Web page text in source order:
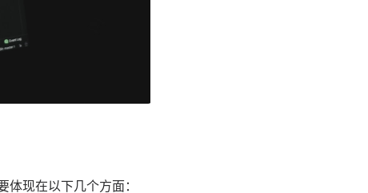
现在以下几个方面：